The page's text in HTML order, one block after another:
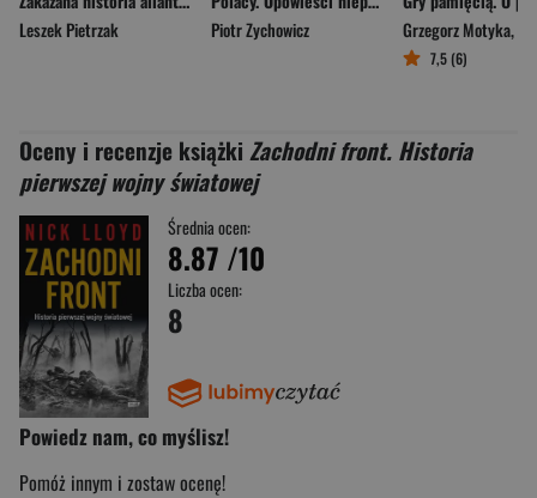
Leszek Pietrzak
Piotr Zychowicz
Grzegorz Motyka,
7,5 (6)
Oceny i recenzje książki Zachodni front. Historia
pierwszej wojny światowej
Średnia ocen:
8.87 /10
Liczba ocen:
8
Powiedz nam, co myślisz!
Pomóż innym i zostaw ocenę!